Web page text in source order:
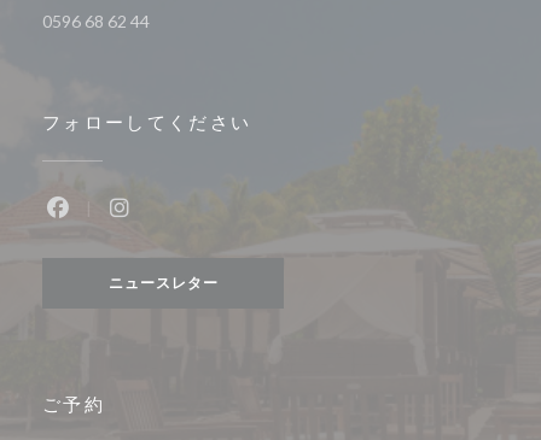
0596 68 62 44
フォローしてください
ニュースレター
ご予約